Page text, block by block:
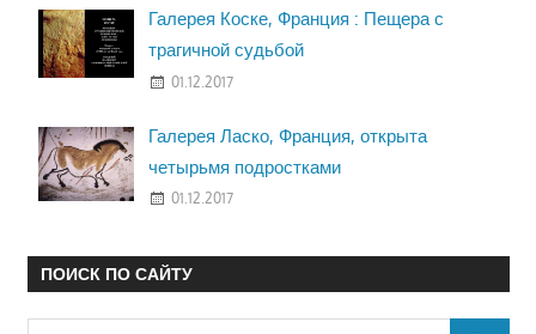
Галерея Коске, Франция : Пещера с
трагичной судьбой
01.12.2017
Галерея Ласко, Франция, открыта
четырьмя подростками
01.12.2017
ПОИСК ПО САЙТУ